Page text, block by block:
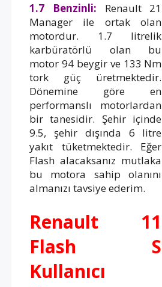
1.7 Benzinli: Renault 21
Manager ile ortak olan
motordur. 1.7 litrelik
karbüratörlü olan bu
motor 94 beygir ve 133 Nm
tork güç üretmektedir.
Dönemine göre en
performanslı motorlardan
bir tanesidir. Şehir içinde
9.5, şehir dışında 6 litre
yakıt tüketmektedir. Eğer
Flash alacaksanız mutlaka
bu motora sahip olanını
almanızı tavsiye ederim.
Renault 11
Flash S
Kullanıcı